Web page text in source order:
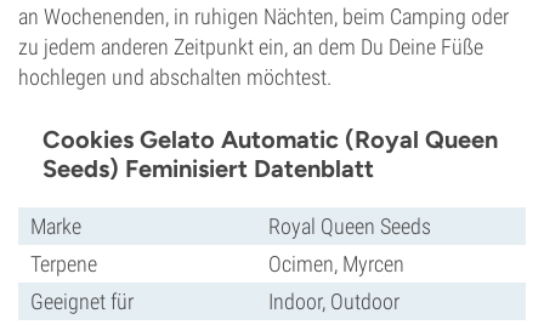
an Wochenenden, in ruhigen Nächten, beim Camping oder
zu jedem anderen Zeitpunkt ein, an dem Du Deine Füße
hochlegen und abschalten möchtest.
Cookies Gelato Automatic (Royal Queen
Seeds) Feminisiert Datenblatt
Marke
Royal Queen Seeds
Terpene
Ocimen, Myrcen
Geeignet für
Indoor, Outdoor